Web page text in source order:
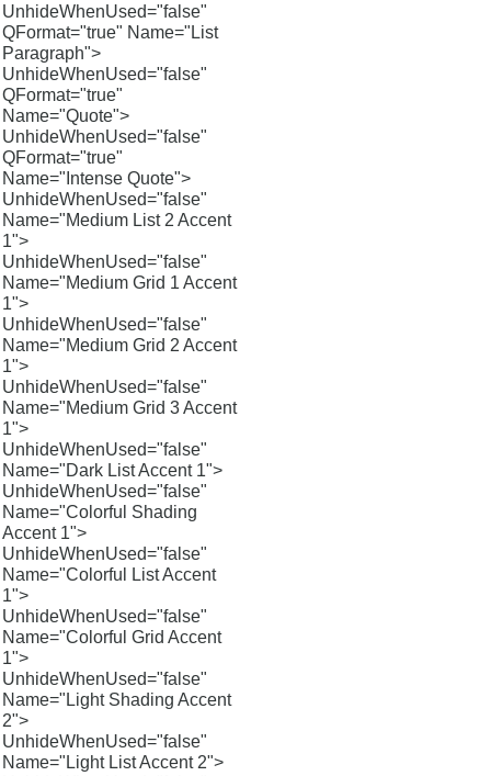
UnhideWhenUsed="false"
QFormat="true" Name="List
Paragraph">
UnhideWhenUsed="false"
QFormat="true"
Name="Quote">
UnhideWhenUsed="false"
QFormat="true"
Name="Intense Quote">
UnhideWhenUsed="false"
Name="Medium List 2 Accent
1">
UnhideWhenUsed="false"
Name="Medium Grid 1 Accent
1">
UnhideWhenUsed="false"
Name="Medium Grid 2 Accent
1">
UnhideWhenUsed="false"
Name="Medium Grid 3 Accent
1">
UnhideWhenUsed="false"
Name="Dark List Accent 1">
UnhideWhenUsed="false"
Name="Colorful Shading
Accent 1">
UnhideWhenUsed="false"
Name="Colorful List Accent
1">
UnhideWhenUsed="false"
Name="Colorful Grid Accent
1">
UnhideWhenUsed="false"
Name="Light Shading Accent
2">
UnhideWhenUsed="false"
Name="Light List Accent 2">